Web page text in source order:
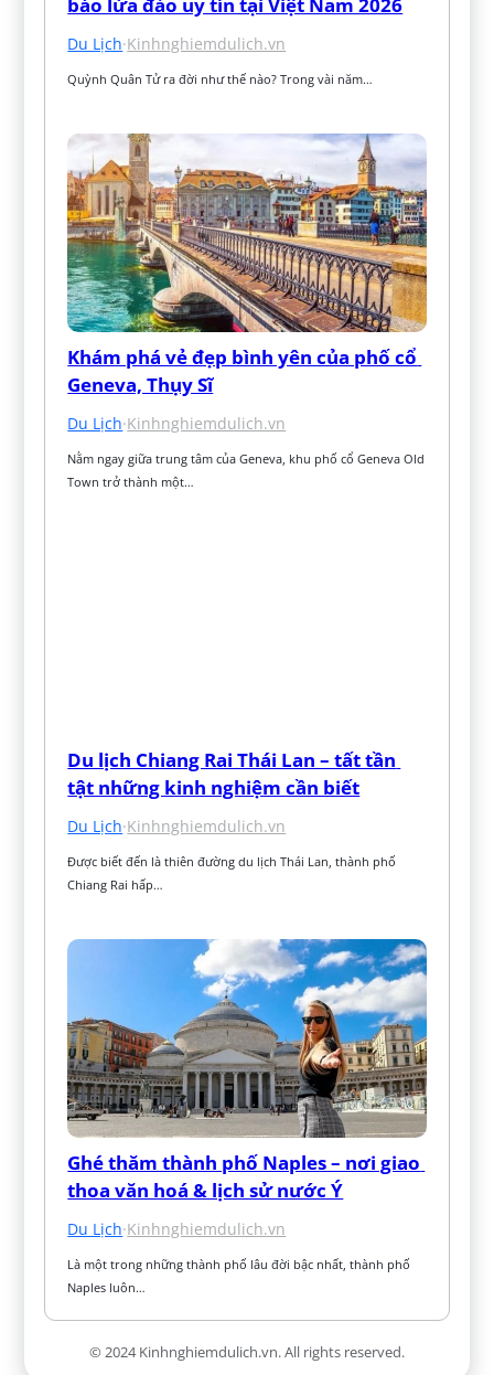
Du Lịch·Kinhnghiemdulich.vn
Quỳnh Quân Tử ra đời như thế nào? Trong vài năm…
Khám phá vẻ đẹp bình yên của phố cổ
Geneva, Thụy Sĩ
Du Lịch·Kinhnghiemdulich.vn
Nằm ngay giữa trung tâm của Geneva, khu phố cổ Geneva Old
Town trở thành một…
Du lịch Chiang Rai Thái Lan – tất tần
tật những kinh nghiệm cần biết
Du Lịch·Kinhnghiemdulich.vn
Được biết đến là thiên đường du lịch Thái Lan, thành phố
Chiang Rai hấp…
Ghé thăm thành phố Naples – nơi giao
thoa văn hoá & lịch sử nước Ý
Du Lịch·Kinhnghiemdulich.vn
Là một trong những thành phố lâu đời bậc nhất, thành phố
Naples luôn…
© 2024 Kinhnghiemdulich.vn. All rights reserved.